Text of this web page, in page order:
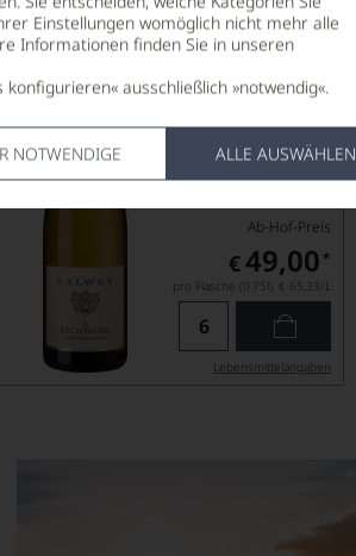
Einstellungen womöglich nicht mehr alle
Informationen finden Sie in unseren
ausschließlich »notwendig«.
NOTWENDIGE ALLE AUSWÄHLEN
WEINGUT SALWEY
Ab-Hof-Preis
€49,00 *
pro Flasche (0.75l), € 65,33/L
Lebensmittel­angaben